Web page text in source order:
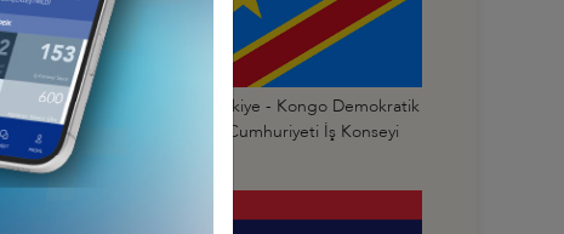
Türkiye - Kongo
Cumhuriyeti İş Konseyi
Türkiye - Kongo Demokratik
Cumhuriyeti İş Konseyi